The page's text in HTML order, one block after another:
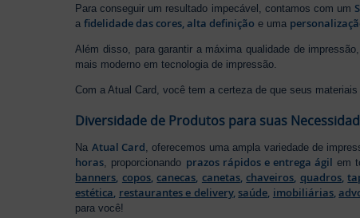
Para conseguir um resultado impecável, contamos com um
afidelidade das cores, alta definição e uma
Além disso, para garantir a máxima qualidade de
mais moderno em tecnologia de impressão.
Com a Atual Card, você tem a certeza de que seus
Diversidade de Produtos para suas
Na Atual Card , oferecemos uma ampla variedade de
horas , proporcionando prazos rápidos e entrega ágil em
banners, copos,canecas, canetas,chaveiros, quadros,
estética, restaurantes e delivery, saúde, imobiliárias,
para você!